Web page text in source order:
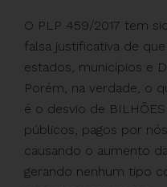
O PLP 459/2017 tem
falsa justificativa de que
estados, municípios e
Porém, na verdade, o
é o desvio de
públicos, pagos por
causando o aumento
gerando nenhum tipo